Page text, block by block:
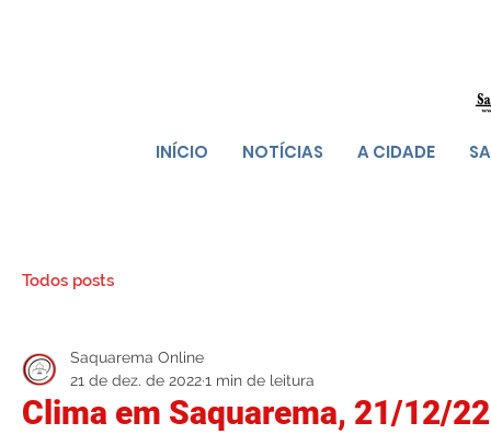
INÍCIO NOTÍCIAS A CIDADE
Todos posts
Clima em Saquarema, 21/12/22
Saquarema Online
21 de dez. de 20221 min de leitura